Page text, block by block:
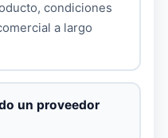
condiciones
a largo
un proveedor